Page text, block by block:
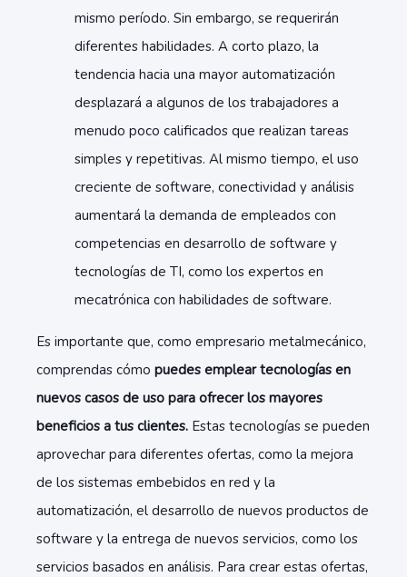
mismo período. Sin embargo, se requerirán
diferentes habilidades. A corto plazo, la
tendencia hacia una mayor automatización
desplazará a algunos de los trabajadores a
menudo poco calificados que realizan tareas
simples y repetitivas. Al mismo tiempo, el uso
creciente de software, conectividad y análisis
aumentará la demanda de empleados con
competencias en desarrollo de software y
tecnologías de TI, como los expertos en
mecatrónica con habilidades de software.
Es importante que, como empresario metalmecánico,
comprendas cómo puedes emplear tecnologías en
nuevos casos de uso para ofrecer los mayores
beneficios a tus clientes. Estas tecnologías se pueden
aprovechar para diferentes ofertas, como la mejora
de los sistemas embebidos en red y la
automatización, el desarrollo de nuevos productos de
software y la entrega de nuevos servicios, como los
servicios basados ​​en análisis. Para crear estas ofertas,